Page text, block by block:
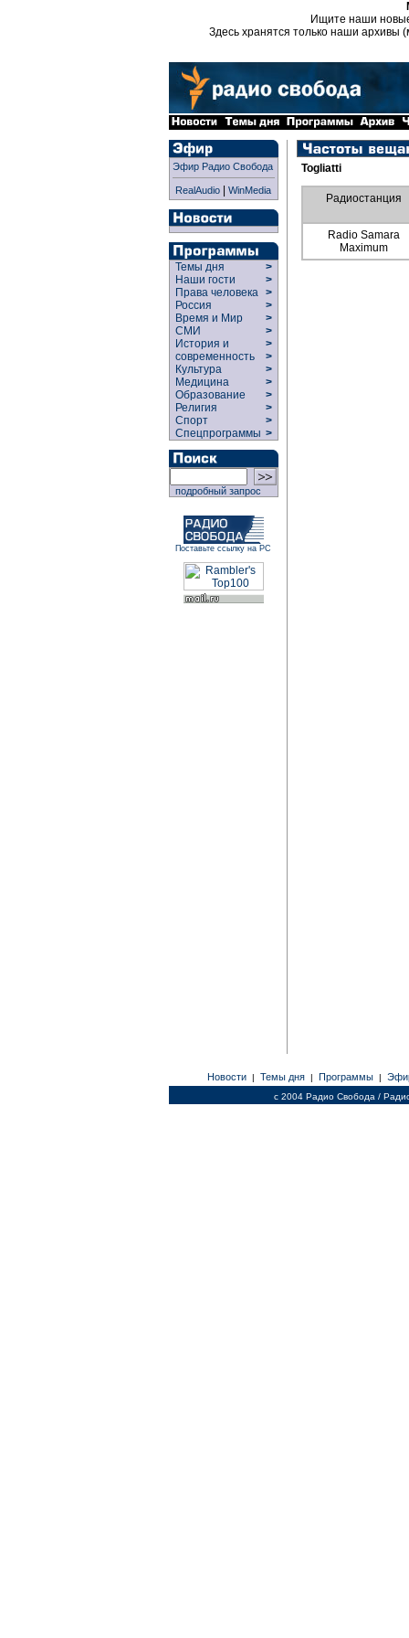
Ищите наши
Здесь хранятся только наши архивы
Эфир Радио Свобода
RealAudio WinMedia
Темы дня
>
Наши гости
>
Права человека >
Россия
>
Время и Мир
>
СМИ
>
История и
современность
>
>
Культура
>
Медицина
>
Образование
>
Религия
>
Спорт
>
Спецпрограммы >
подробный запрос
Поставьте ссылку на РС
Togliatti
Радиостанция
Radio Samara
Maximum
Новости | Темы дня | Программы |
c 2004 Радио Свобода /